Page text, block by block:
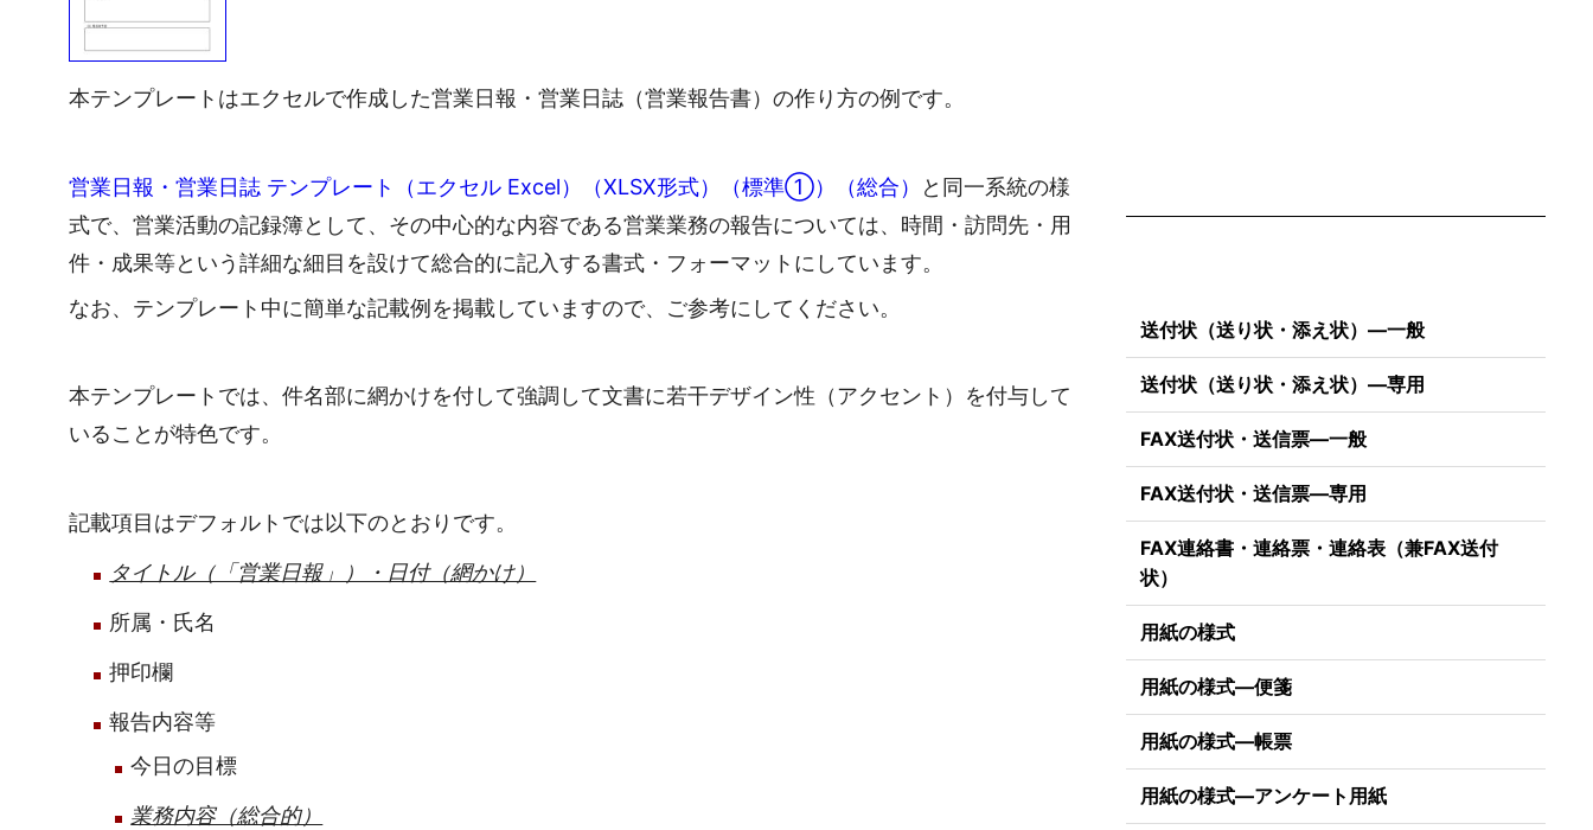
本テンプレートはエクセルで作成した営業日報・営業日誌（営業報告書）の作り方の例です。
営業日報・営業日誌 テンプレート（エクセル Excel）（XLSX形式）（標準①）（総合）
と同一系統の様
式で、営業活動の記録簿として、その中心的な内容である営業業務の報告については、時間・訪問先・用
件・成果等という詳細な細目を設けて総合的に記入する書式・フォーマットにしています。
なお、テンプレート中に簡単な記載例を掲載していますので、ご参考にしてください。
本テンプレートでは、件名部に網かけを付して強調して文書に若干デザイン性（アクセント）を付与して
いることが特色です。
記載項目はデフォルトでは以下のとおりです。
タイトル（「営業日報」）・日付（網かけ）
所属・氏名
押印欄
報告内容等
今日の目標
業務内容（総合的）
送付状（送り状・添え状）―一般
送付状（送り状・添え状）―専用
FAX送付状・送信票―一般
FAX送付状・送信票―専用
FAX連絡書・連絡票・連絡表（兼FAX送付
状）
用紙の様式
用紙の様式―便箋
用紙の様式―帳票
用紙の様式―アンケート用紙